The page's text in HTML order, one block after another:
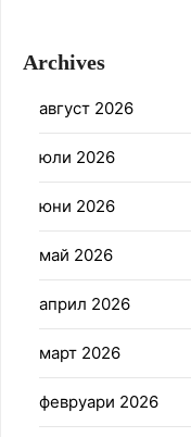
Archives
август 2026
юли 2026
юни 2026
май 2026
април 2026
март 2026
февруари 2026